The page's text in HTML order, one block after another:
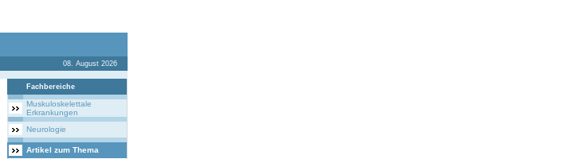
08. August 2026
Fachbereiche
Muskuloskelettale
Erkrankungen
Neurologie
Artikel zum Thema